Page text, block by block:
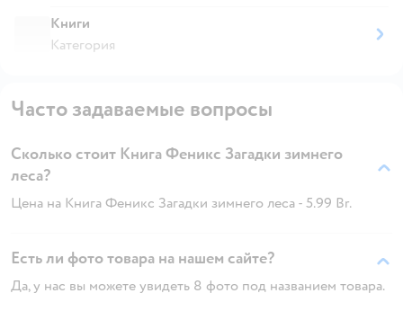
Книги
Категория
Часто задаваемые вопросы
Сколько стоит Книга Феникс Загадки зимнего
леса?
Цена на Книга Феникс Загадки зимнего леса - 5.99 Br.
Есть ли фото товара на нашем сайте?
Да, у нас вы можете увидеть 8 фото под названием товара.